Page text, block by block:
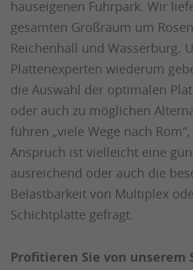
hauseigenen Fuhrpark. Wir
gesamten Großraum um
Reichenhall und Wasserburg.
Plattenexperten wiederum
die Auswahl der optimalen
oder auch zu möglichen
führen „viele Wege nach
Anspruch ist vielleicht eine
ausreichend oder auch die
Belastbarkeit von Multiplex
Schichtplatte gefragt.
Profitieren Sie von unserem